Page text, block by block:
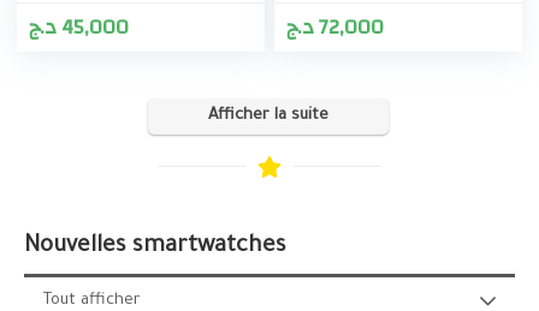
45,000د.ج 72,000د.ج
Afficher la suite
Nouvelles smartwatches
Tout afficher